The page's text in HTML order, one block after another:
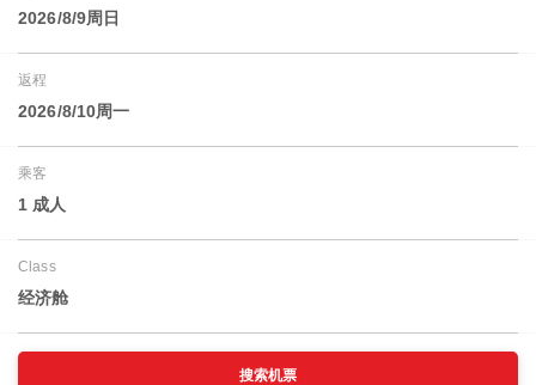
2026/8/9周日
返程
2026/8/10周一
乘客
1 成人
Class
经济舱
搜索机票